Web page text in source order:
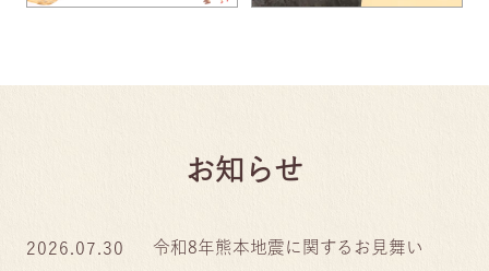
お知らせ
2026.07.30 令和8年熊本地震に関するお見舞い